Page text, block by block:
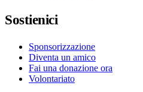
Sostienici
Sponsorizzazione
Diventa un amico
Fai una donazione ora
Volontariato